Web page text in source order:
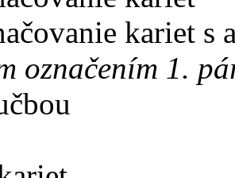
kariet s
označením 1.